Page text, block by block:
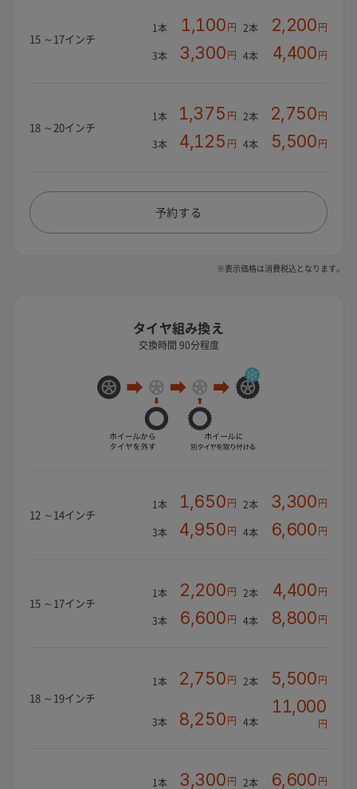
15 ～17インチ
1本 1,100円 2本 2,200円
3本 3,300円 4本 4,400円
18 ～20インチ
1本 1,375 円 2本 2,750円
3本 4,125 円 4本 5,500円
予約する
※表示価格は消費税込となります。
タイヤ組み換え
交換時間 90分程度
12 ～14インチ
1本 1,650円 2本 3,300円
3本 4,950円 4本 6,600円
15 ～17インチ
1本 2,200円 2本 4,400円
3本 6,600円 4本 8,800円
18 ～19インチ
1本 2,750円 2本 5,500円
3本 8,250円 4本
11,000
円
1本 3,300円 2本 6,600円